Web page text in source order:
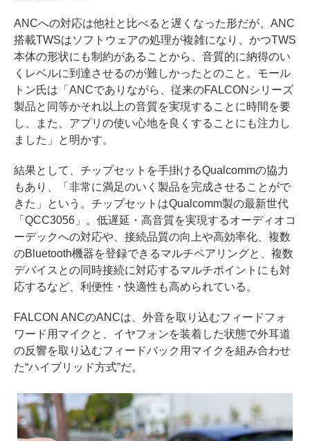
ANCへの対応は他社と比べると遅くなった形だが、ANC
搭載TWSはソフトウェアの処理が複雑になり、かつTWS
本体の形状にも制約があることから、音質的に納得のい
くレベルに到達させるのが難しかったとのこと。モール
トン氏は「ANCでありながら、従来のFALCONシリーズ
製品と同等かそれ以上の音質を実現することに時間を要
し、また、アプリの使い心地を良くすることにも注力し
ました」と明かす。
結果として、チップセットを手掛けるQualcommの協力
もあり、「非常に満足のいく製品を完成させることがで
きた」という。チップセットはQualcomm製の最新世代
「QCC3056」。低遅延・高音質を実現するオーディオコ
ーデックへの対応や、接続品質の向上や高効率化、複数
のBluetooth機器を登録できるマルチペアリングと、複数
デバイスとの同時接続に対応するマルチポイントにも対
応するなど、利便性・快適性も高められている。
FALCON ANCのANCは、外音を取り込むフィードフォ
ワード用マイクと、イヤフォンを装着した状態で外耳道
の反響を取り込むフィードバック用マイクを組み合わせ
た“ハイブリッド方式”だ。